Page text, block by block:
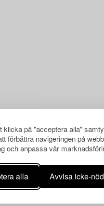
klicka på "acceptera alla"
förbättra navigeringen på
och anpassa vår
alla Avvisa icke-